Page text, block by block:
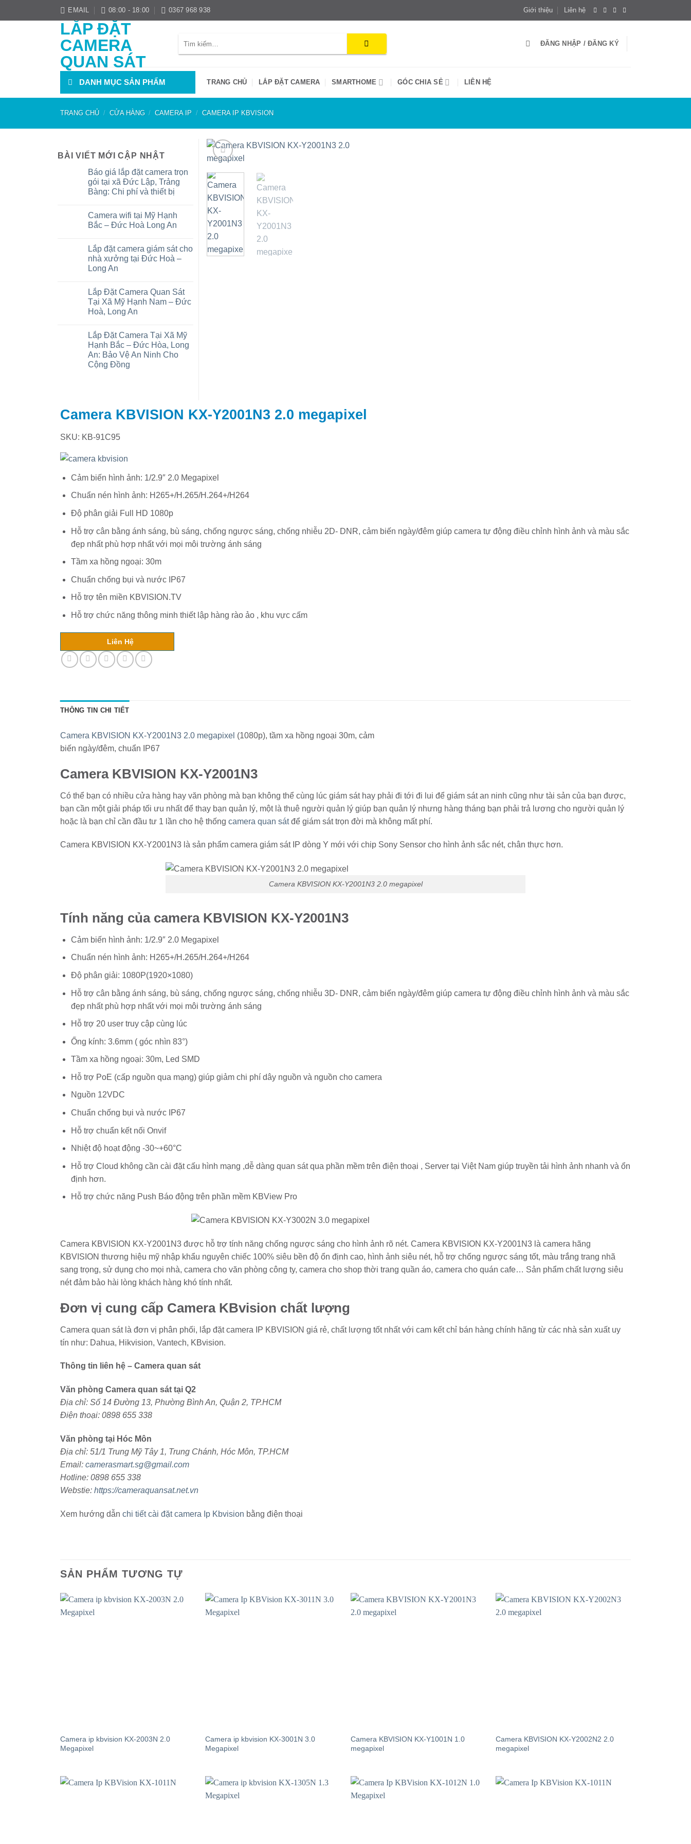
qua
EMAIL 08:00 - 18:00 0367 968 938 Giới thiệu Liên hệ
LẮP ĐẶT
CAMERA
QUAN SÁT
kiếm:
ĐĂNG NHẬP / ĐĂNG KÝ
DANH MỤC SẢN PHẨM TRANG CHỦ LẮP ĐẶT CAMERA SMARTHOME GÓC CHIA SẺ LIÊN HỆ
TRANG CHỦ / CỬA HÀNG / CAMERA IP / CAMERA IP KBVISION
Camera KBVISION KX-Y2001N3 2.0 megapixel
SKU: KB-91C95
Cảm biến hình ảnh: 1/2.9″ 2.0 Megapixel
Chuẩn nén hình ảnh: H265+/H.265/H.264+/H264
Độ phân giải Full HD 1080p
Hỗ trợ cân bằng ánh sáng, bù sáng, chống ngược sáng, chống nhiễu 2D- DNR, cảm biến ngày/đêm giúp camera tự động điều chỉnh hình ảnh và màu sắc
đẹp nhất phù hợp nhất với mọi môi trường ánh sáng
Tầm xa hồng ngoại: 30m
Chuẩn chống bụi và nước IP67
Hỗ trợ tên miền KBVISION.TV
Hỗ trợ chức năng thông minh thiết lập hàng rào ảo , khu vực cấm
Liên Hệ
BÀI VIẾT MỚI CẬP NHẬT
Báo giá lắp đặt camera trọn
gói tại xã Đức Lập, Trảng
Bàng: Chi phí và thiết bị
bình
luận
ở
lắp
đặt
camera
trọn
xã
Đức
Lập,
Trảng
Bàng:
và
thiết
bị
Camera wifi tại Mỹ Hạnh
Bắc – Đức Hoà Long An
bình
luận
ở
Camera
Mỹ
Hạnh
Bắc
–
Đức
An
Lắp đặt camera giám sát cho
nhà xưởng tại Đức Hoà –
Long An
bình
luận
ở
Lắp
giám
sát
cho
nhà
xưởng
tại
Lắp Đặt Camera Quan Sát
Tại Xã Mỹ Hạnh Nam – Đức
Hoà, Long An
bình
luận
ở
Lắp
Đặt
Camera
Nam
Hoà,
Long
Lắp Đặt Camera Tại Xã Mỹ
Hạnh Bắc – Đức Hòa, Long
An: Bảo Vệ An Ninh Cho
Cộng Đồng
Đặt
Camera
Xã
Mỹ
–
Hòa,
Long
Bảo
Ninh
Cộng
Đồng
THÔNG TIN CHI TIẾT
Camera KBVISION KX-Y2001N3 2.0 megapixel (1080p), tầm xa hồng ngoại 30m, cảm
biến ngày/đêm, chuẩn IP67
Camera KBVISION KX-Y2001N3
Có thể bạn có nhiều cửa hàng hay văn phòng mà bạn không thể cùng lúc giám sát hay phải đi tới đi lui để giám sát an ninh cũng như tài sản của bạn được,
bạn cần một giải pháp tối ưu nhất để thay bạn quản lý, một là thuê người quản lý giúp bạn quản lý nhưng hàng tháng bạn phải trả lương cho người quản lý
hoặc là bạn chỉ cần đầu tư 1 lần cho hệ thống camera quan sátđể giám sát trọn đời mà không mất phí.
Camera KBVISION KX-Y2001N3 là sản phẩm camera giám sát IP dòng Y mới với chip Sony Sensor cho hình ảnh sắc nét, chân thực hơn.
Camera KBVISION KX-Y2001N3 2.0 megapixel
Tính năng của camera KBVISION KX-Y2001N3
Cảm biến hình ảnh: 1/2.9″ 2.0 Megapixel
Chuẩn nén hình ảnh: H265+/H.265/H.264+/H264
Độ phân giải: 1080P(1920×1080)
Hỗ trợ cân bằng ánh sáng, bù sáng, chống ngược sáng, chống nhiễu 3D- DNR, cảm biến ngày/đêm giúp camera tự động điều chỉnh hình ảnh và màu sắc
đẹp nhất phù hợp nhất với mọi môi trường ánh sáng
Hỗ trợ 20 user truy cập cùng lúc
Ống kính: 3.6mm ( góc nhìn 83°)
Tầm xa hồng ngoại: 30m, Led SMD
Hỗ trợ PoE (cấp nguồn qua mạng) giúp giảm chi phí dây nguồn và nguồn cho camera
Nguồn 12VDC
Chuẩn chống bụi và nước IP67
Hỗ trợ chuẩn kết nối Onvif
Nhiệt độ hoạt động -30~+60°C
Hỗ trợ Cloud không cần cài đặt cấu hình mạng ,dễ dàng quan sát qua phần mềm trên điện thoại , Server tại Việt Nam giúp truyền tải hình ảnh nhanh và ổn
định hơn.
Hỗ trợ chức năng Push Báo động trên phần mềm KBView Pro
Camera KBVISION KX-Y2001N3 được hỗ trợ tính năng chống ngược sáng cho hình ảnh rõ nét. Camera KBVISION KX-Y2001N3 là camera hãng
KBVISION thương hiệu mỹ nhập khẩu nguyên chiếc 100% siêu bền độ ổn định cao, hình ảnh siêu nét, hỗ trợ chống ngược sáng tốt, màu trắng trang nhã
sang trọng, sử dụng cho mọi nhà, camera cho văn phòng công ty, camera cho shop thời trang quần áo, camera cho quán cafe… Sản phẩm chất lượng siêu
nét đảm bảo hài lòng khách hàng khó tính nhất.
Đơn vị cung cấp Camera KBvision chất lượng
Camera quan sát là đơn vị phân phối, lắp đặt camera IP KBVISION giá rẻ, chất lượng tốt nhất với cam kết chỉ bán hàng chính hãng từ các nhà sản xuất uy
tín như: Dahua, Hikvision, Vantech, KBvision.
Thông tin liên hệ – Camera quan sát
Văn phòng Camera quan sát tại Q2
Địa chỉ: Số 14 Đường 13, Phường Bình An, Quận 2, TP.HCM
Điện thoại: 0898 655 338
Văn phòng tại Hóc Môn
Địa chỉ: 51/1 Trung Mỹ Tây 1, Trung Chánh, Hóc Môn, TP.HCM
Email: camerasmart.sg@gmail.com
Hotline: 0898 655 338
Webstie: https://cameraquansat.net.vn
Xem hướng dẫn chi tiết cài đặt camera Ip Kbvision bằng điện thoại
SẢN PHẨM TƯƠNG TỰ
Camera ip kbvision KX-2003N 2.0
Megapixel
Camera ip kbvision KX-3001N 3.0
Megapixel
Camera KBVISION KX-Y1001N 1.0
megapixel
Camera KBVISION KX-Y2002N2 2.0
megapixel